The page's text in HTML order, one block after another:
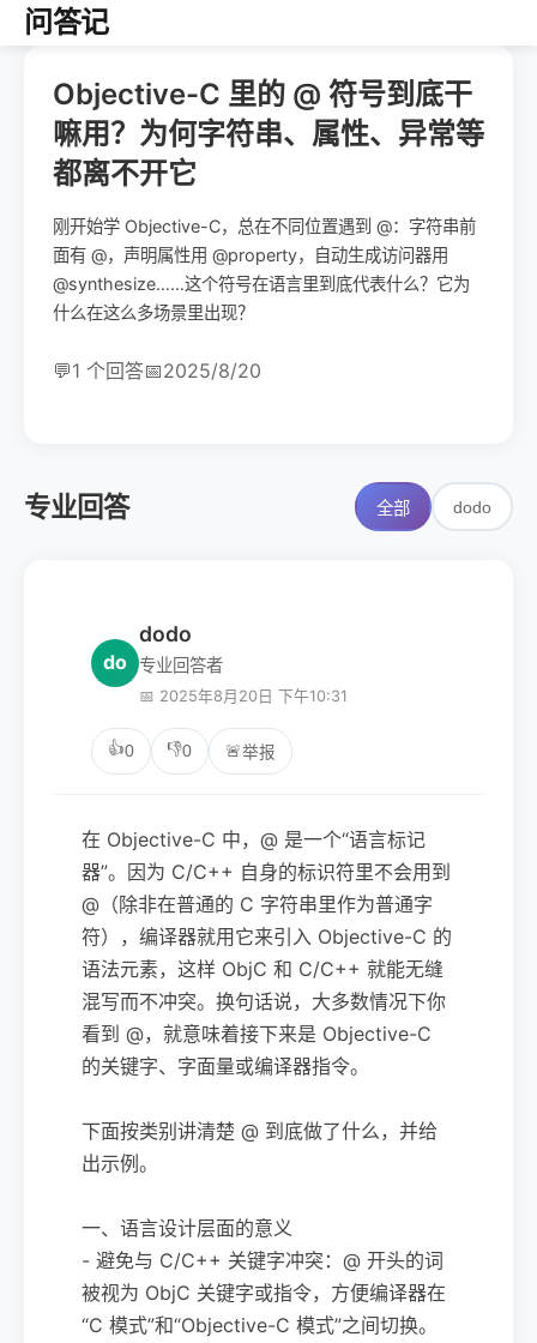
问答记
Objective-C 里的 @ 符号到底干
嘛用？为何字符串、属性、异常等
都离不开它
刚开始学 Objective-C，总在不同位置遇到 @：字符串前
面有 @，声明属性用 @property，自动生成访问器用
@synthesize……这个符号在语言里到底代表什么？它为
什么在这么多场景里出现？
💬1 个回答📅2025/8/20
专业回答 全部 dodo
do
dodo
专业回答者
📅 2025年8月20日 下午10:31
👍0 👎0 🚨举报
在 Objective-C 中，@ 是一个“语言标记
器”。因为 C/C++ 自身的标识符里不会用到
@（除非在普通的 C 字符串里作为普通字
符），编译器就用它来引入 Objective-C 的
语法元素，这样 ObjC 和 C/C++ 就能无缝
混写而不冲突。换句话说，大多数情况下你
看到 @，就意味着接下来是 Objective-C
的关键字、字面量或编译器指令。
下面按类别讲清楚 @ 到底做了什么，并给
出示例。
一、语言设计层面的意义
- 避免与 C/C++ 关键字冲突：@ 开头的词
被视为 ObjC 关键字或指令，方便编译器在
“C 模式”和“Objective-C 模式”之间切换。